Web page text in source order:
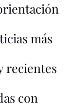
más
recientes
con